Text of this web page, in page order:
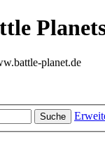
planet.de
Suche